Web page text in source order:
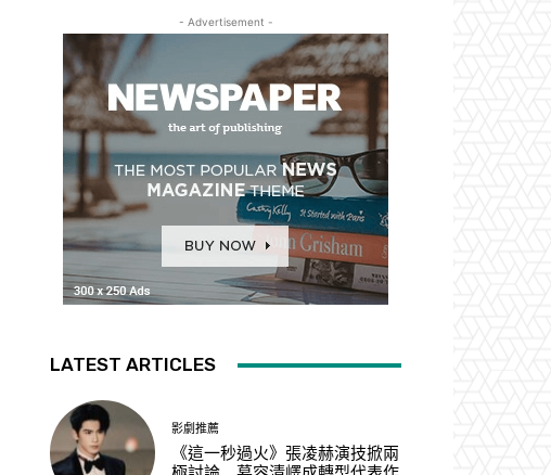
- Advertisement -
LATEST ARTICLES
影劇推薦
《這一秒過火》張凌赫演技掀兩